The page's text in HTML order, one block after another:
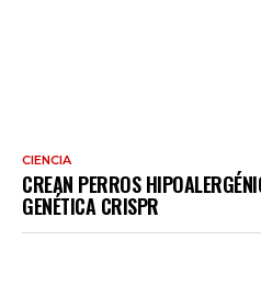
CIENCIA
CREAN PERROS
GENÉTICA CRISPR